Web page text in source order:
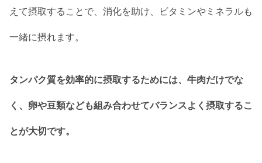
えて摂取することで、消化を助け、ビタミンやミネラルも
一緒に摂れます。
タンパク質を効率的に摂取するためには、牛肉だけでな
く、卵や豆類なども組み合わせてバランスよく摂取するこ
とが大切です。